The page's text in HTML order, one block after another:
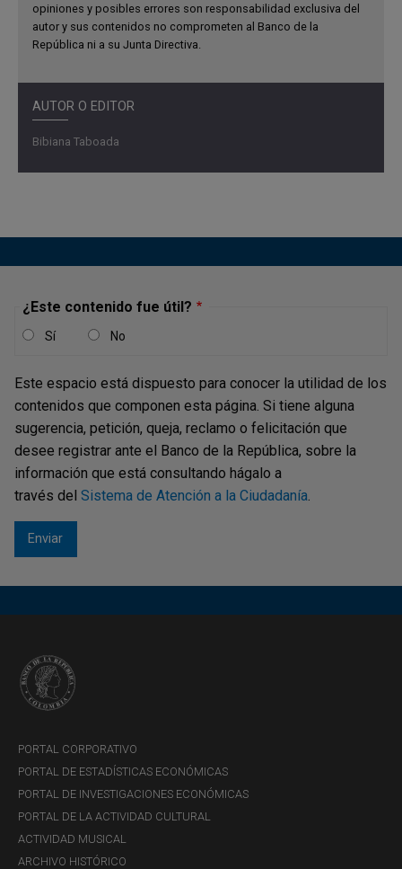
opiniones y posibles errores son responsabilidad exclusiva del
autor y sus contenidos no comprometen al Banco de la
República ni a su Junta Directiva.
AUTOR O EDITOR
Bibiana Taboada
¿Este contenido fue útil?
Sí No
Este espacio está dispuesto para conocer la utilidad de los
contenidos que componen esta página. Si tiene alguna
sugerencia, petición, queja, reclamo o felicitación que
desee registrar ante el Banco de la República, sobre la
información que está consultando hágalo a
través del Sistema de Atención a la Ciudadanía
PORTAL CORPORATIVO
PORTAL DE ESTADÍSTICAS ECONÓMICAS
PORTAL DE INVESTIGACIONES ECONÓMICAS
PORTAL DE LA ACTIVIDAD CULTURAL
ACTIVIDAD MUSICAL
ARCHIVO HISTÓRICO